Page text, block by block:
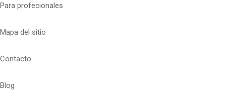
Para profecionales
Mapa del sitio
Contacto
Blog